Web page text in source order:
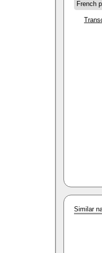
French
Similar